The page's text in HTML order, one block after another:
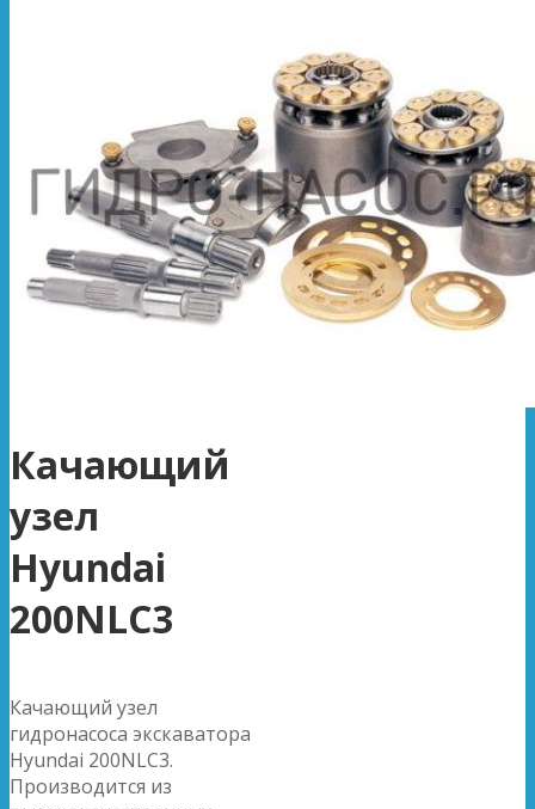
Качающий
узел
Hyundai
200NLC3
Качающий узел
гидронасоса экскаватора
Hyundai 200NLC3.
Производится из